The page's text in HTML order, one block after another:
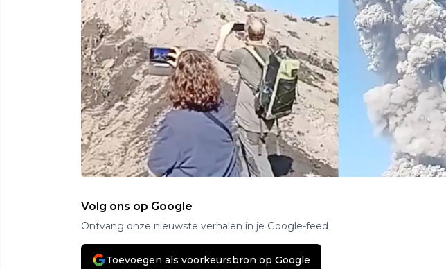
Volg ons op Google
Ontvang onze nieuwste verhalen in je Google-feed
Toevoegen als voorkeursbron op Google